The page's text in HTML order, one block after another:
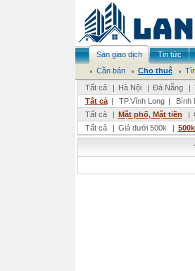
Sàn giao dịch Tin tức
Cần bán
Cho thuê
Tất cả
| Hà Nội | Đà Nẵng |
Tất cả | TP.Vĩnh Long | Bình
Tất cả
| Mặt phố, Mặt tiền |
Tất cả
| Giá dưới 500k |